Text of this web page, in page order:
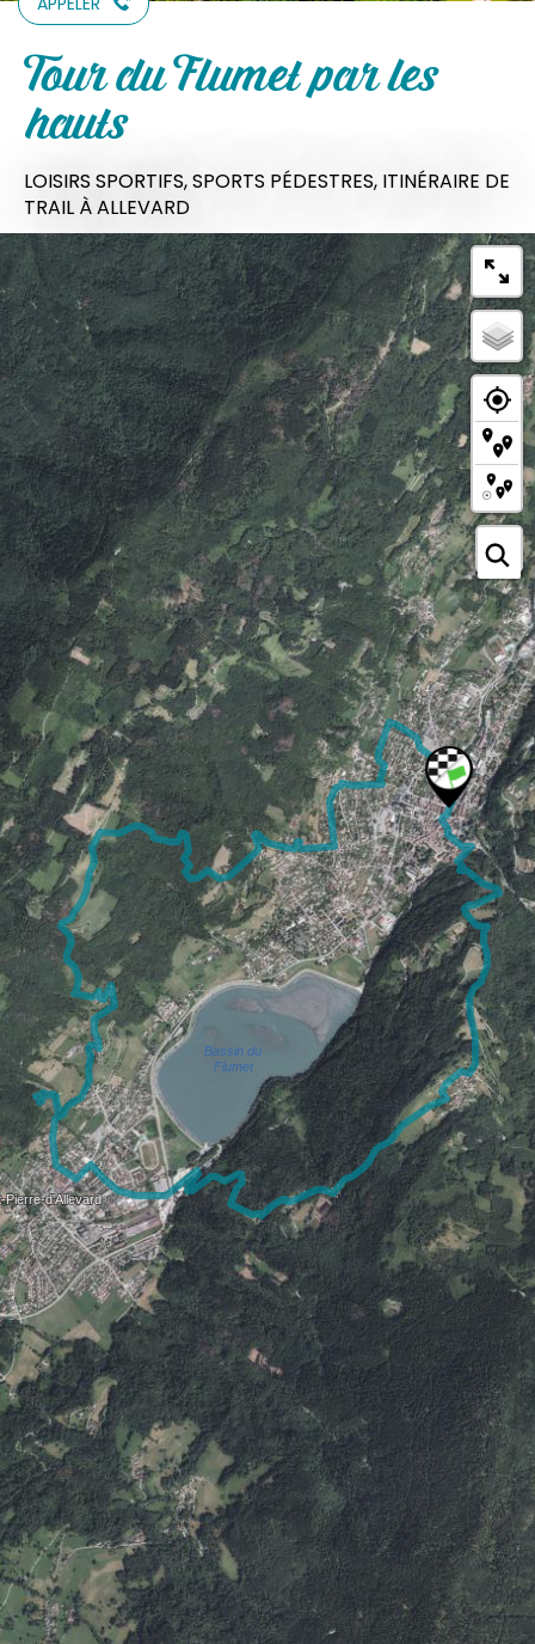
Tour du Flumet par les
hauts
LOISIRS SPORTIFS,SPORTS PÉDESTRES, ITINÉRAIRE DE
TRAIL À ALLEVARD